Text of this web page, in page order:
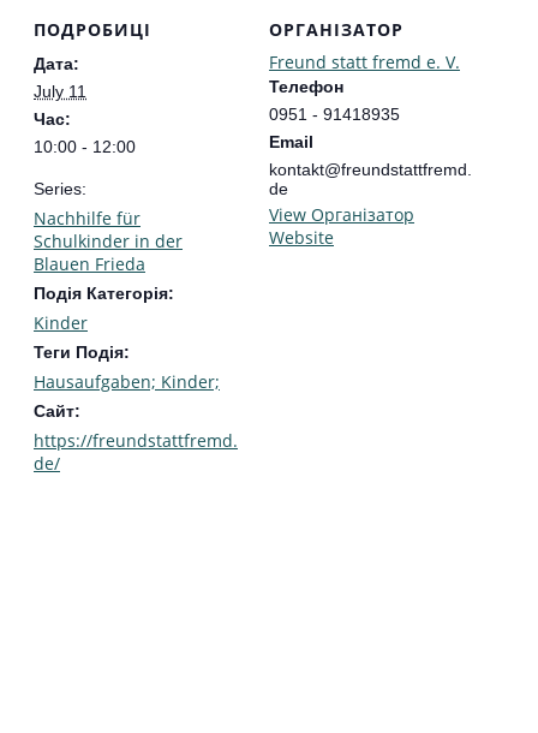
ПОДРОБИЦІ
Дата:
July 11
Час:
10:00 - 12:00
Series:
Nachhilfe für
Schulkinder in der
Blauen Frieda
Подія Категорія:
Kinder
Теги Подія:
Hausaufgaben; Kinder;
Сайт:
https://freundstattfremd.
de/
ОРГАНІЗАТОР
Freund statt fremd e. V.
Телефон
0951 - 91418935
Email
kontakt@freundstattfremd.
de
View Організатор
Website